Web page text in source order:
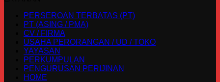
PERSEROAN TERBATAS (PT)
PT (ASING / PMA)
CV / FIRMA
USAHA PERORANGAN / UD / TOKO
YAYASAN
PERKUMPULAN
PENGURUSAN PERIJINAN
HOME